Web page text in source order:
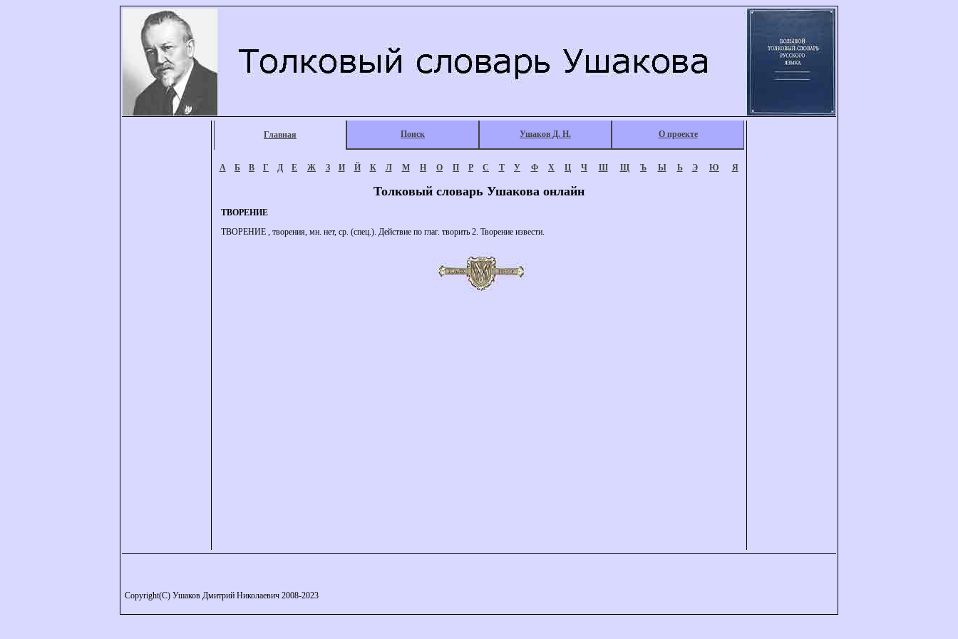
Главная Поиск Ушаков Д. Н. О проекте
А Б В Г Д Е Ж З И Й К Л М Н О П Р С Т У Ф Х Ц Ч Ш Щ Ъ Ы Ь Э Ю Я
Толковый словарь Ушакова онлайн
ТВОРЕНИЕ
ТВОРЕНИЕ , творения, мн. нет, ср. (спец.). Действие по глаг. творить 2. Творение извести.
Copyright(C) Ушаков Дмитрий Николаевич 2008-2023